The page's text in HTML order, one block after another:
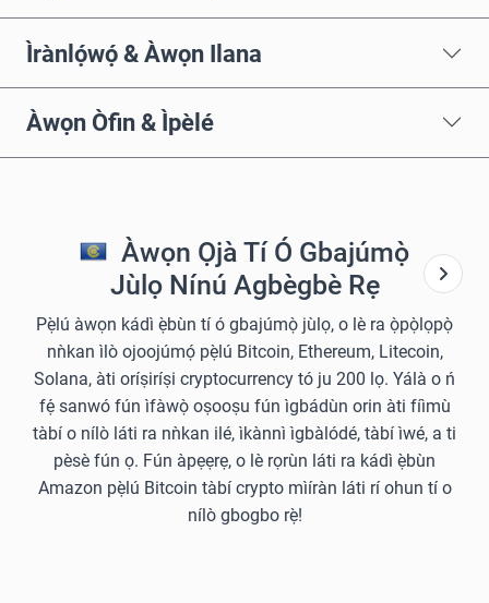
Ìrànlọ́wọ́ & Àwọn Ilana
Àwọn Òfin & Ìpèlé
Àwọn Ọjà Tí Ó Gbajúmọ̀
Jùlọ Nínú Agbègbè Rẹ
Pẹ̀lú àwọn kádì ẹ̀bùn tí ó gbajúmọ̀ jùlọ, o lè ra ọ̀pọ̀lọpọ̀
nǹkan ìlò ojoojúmọ́ pẹ̀lú Bitcoin, Ethereum, Litecoin,
Solana, àti oríṣiríṣi cryptocurrency tó ju 200 lọ. Yálà o ń
fẹ́ sanwó fún ìfàwọ̀ oṣooṣu fún ìgbádùn orin àti fíìmù
tàbí o nílò láti ra nǹkan ilé, ìkànnì ìgbàlódé, tàbí ìwé, a ti
pèsè fún ọ. Fún àpẹẹrẹ, o lè rọrùn láti ra kádì ẹ̀bùn
Amazon pẹ̀lú Bitcoin tàbí crypto mìíràn láti rí ohun tí o
nílò gbogbo rẹ̀!